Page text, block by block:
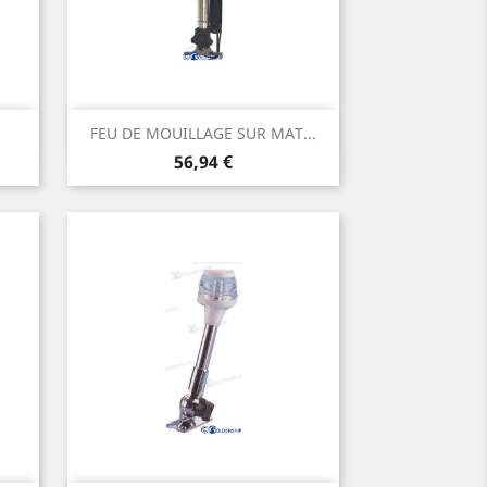
FEU DE MOUILLAGE SUR MAT...
Prix
56,94 €
Aperçu rapide